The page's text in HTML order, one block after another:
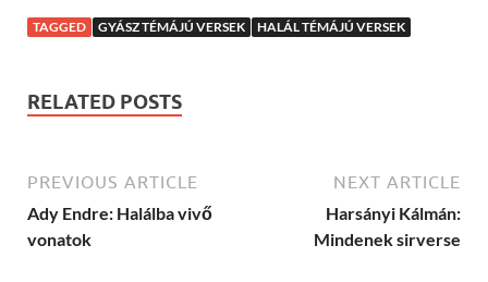
TAGGED GYÁSZ TÉMÁJÚ VERSEK HALÁL TÉMÁJÚ VERSEK
RELATED POSTS
PREVIOUS ARTICLE
Ady Endre: Halálba vivő
vonatok
NEXT ARTICLE
Harsányi Kálmán:
Mindenek sirverse